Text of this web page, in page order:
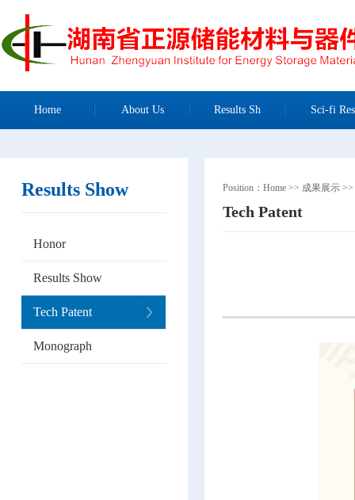
Home About Us Results Sh Sci-fi Res
Results Show
Honor
Results Show
Tech Patent
Monograph
Position： Home >> 成果展示 >>
Tech Patent